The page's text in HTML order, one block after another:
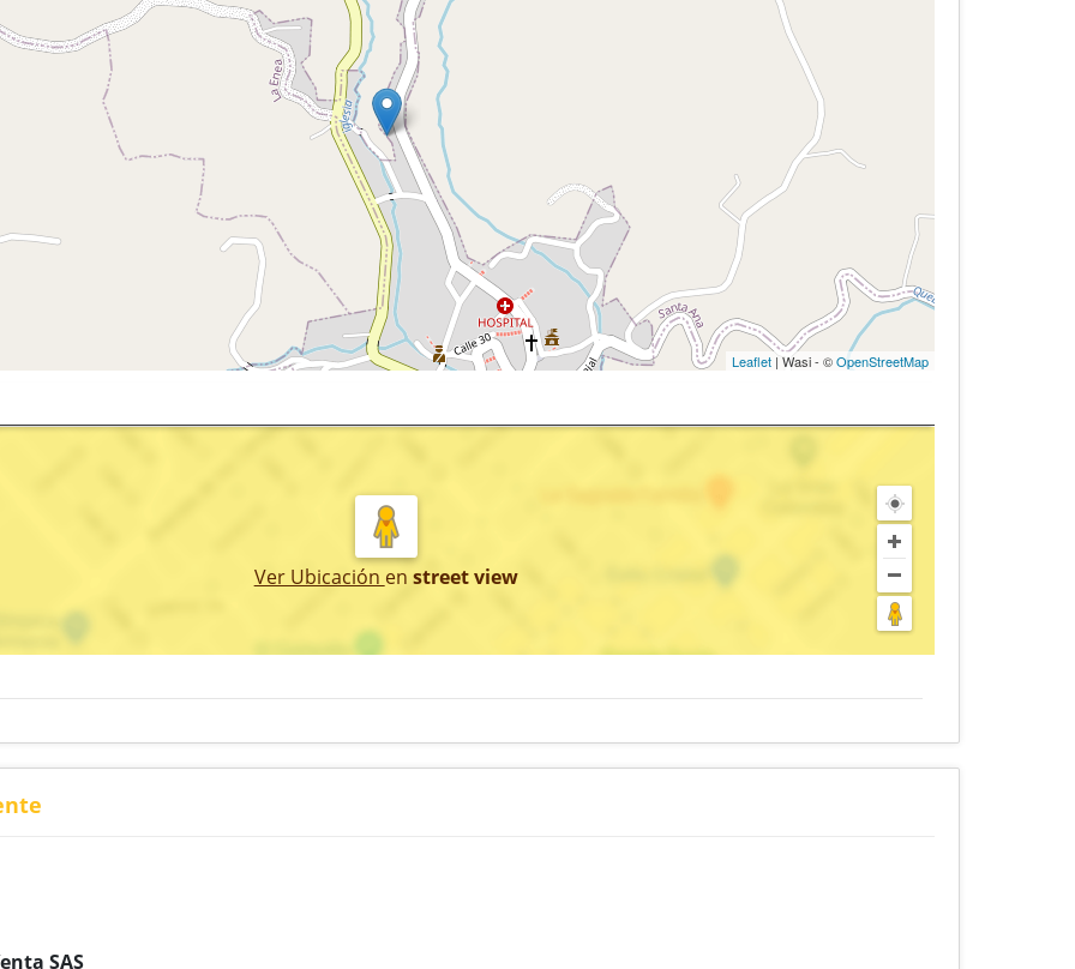
Leaflet| Wasi - ©OpenStreetMap
Ver Ubicación en street view
SAS